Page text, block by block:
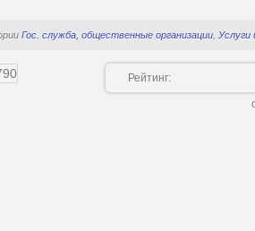
Гос. служба, общественные организации
Рейтинг: